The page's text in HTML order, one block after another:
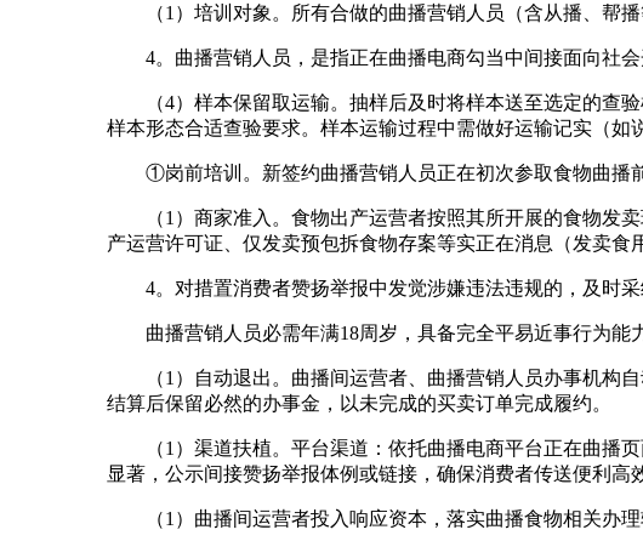
（1）培训对象。所有合做的曲播营销人员（含从播、帮播
4。曲播营销人员，是指正在曲播电商勾当中间接面向社会
（4）样本保留取运输。抽样后及时将样本送至选定的查验
样本形态合适查验要求。样本运输过程中需做好运输记实（如
①岗前培训。新签约曲播营销人员正在初次参取食物曲播前
（1）商家准入。食物出产运营者按照其所开展的食物发卖
产运营许可证、仅发卖预包拆食物存案等实正在消息（发卖
4。对措置消费者赞扬举报中发觉涉嫌违法违规的，及时采
曲播营销人员必需年满18周岁，具备完全平易近事行为能
（1）自动退出。曲播间运营者、曲播营销人员办事机构自
结算后保留必然的办事金，以未完成的买卖订单完成履约。
（1）渠道扶植。平台渠道：依托曲播电商平台正在曲播页
显著，公示间接赞扬举报体例或链接，确保消费者传送便利高
（1）曲播间运营者投入响应资本，落实曲播食物相关办理